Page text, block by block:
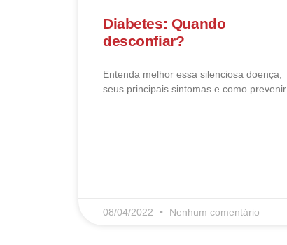
Diabetes: Quando
desconfiar?
Entenda melhor essa silenciosa doença,
seus principais sintomas e como prevenir.
08/04/2022 Nenhum comentário